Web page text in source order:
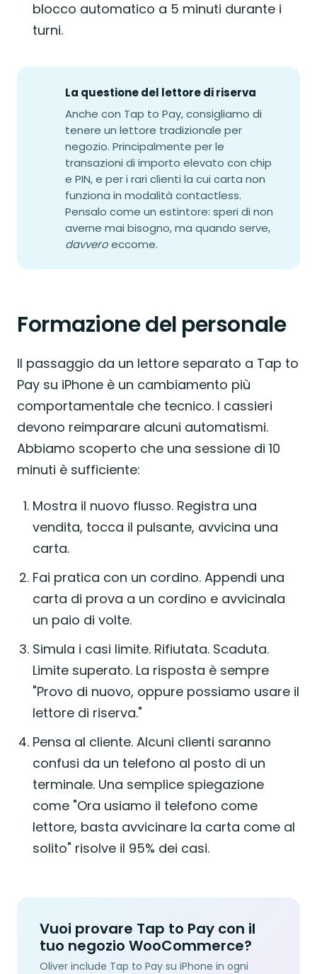
blocco automatico a 5 minuti durante i
turni.
La questione del lettore di riserva
Anche con Tap to Pay, consigliamo di
tenere un lettore tradizionale per
negozio. Principalmente per le
transazioni di importo elevato con chip
e PIN, e per i rari clienti la cui carta non
funziona in modalità contactless.
Pensalo come un estintore: speri di non
averne mai bisogno, ma quando serve,
davveroeccome.
Formazione del personale
Il passaggio da un lettore separato a Tap to
Pay su iPhone è un cambiamento più
comportamentale che tecnico. I cassieri
devono reimparare alcuni automatismi.
Abbiamo scoperto che una sessione di 10
minuti è sufficiente:
Mostra il nuovo flusso. Registra una
vendita, tocca il pulsante, avvicina una
carta.
Fai pratica con un cordino. Appendi una
carta di prova a un cordino e avvicinala
un paio di volte.
Simula i casi limite. Rifiutata. Scaduta.
Limite superato. La risposta è sempre
"Provo di nuovo, oppure possiamo usare il
lettore di riserva."
Pensa al cliente. Alcuni clienti saranno
confusi da un telefono al posto di un
terminale. Una semplice spiegazione
come "Ora usiamo il telefono come
lettore, basta avvicinare la carta come al
solito" risolve il 95% dei casi.
Vuoi provare Tap to Pay con il
tuo negozio WooCommerce?
Oliver include Tap to Pay su iPhone in ogni